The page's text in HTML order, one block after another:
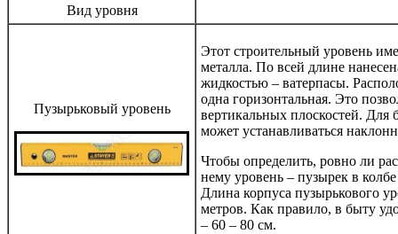
Вид уровня
Пузырьковый уровень
Этот строительный уровень
металла. По всей длине
жидкостью – ватерпасы.
одна горизонтальная. Это
вертикальных плоскостей. Для
может устанавливаться
Чтобы определить, ровно ли
нему уровень – пузырек в
Длина корпуса пузырькового
метров. Как правило, в быту
– 60 – 80 см.